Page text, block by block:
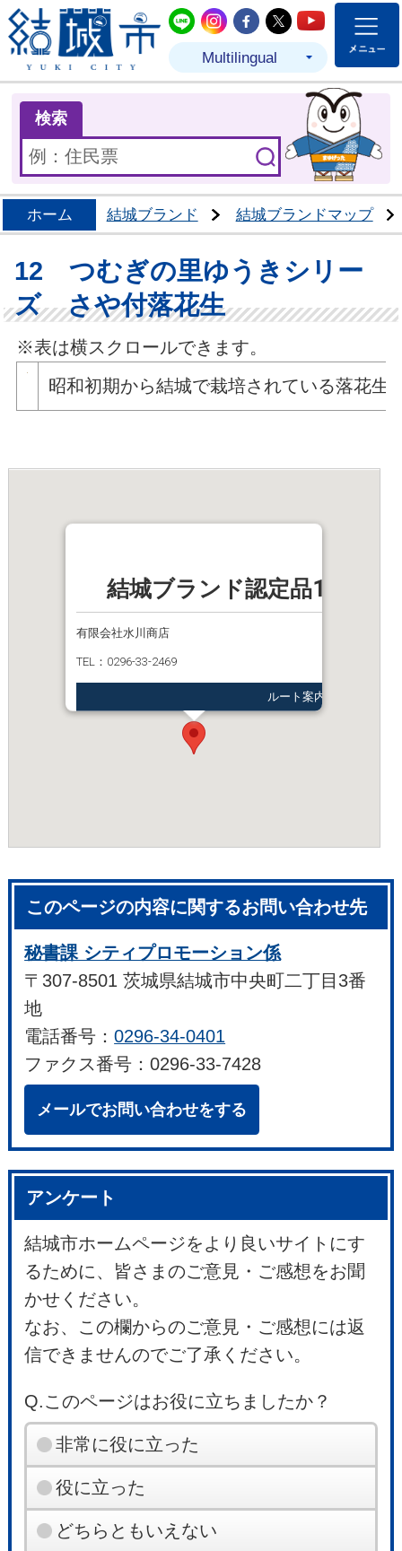
結城市公式LINE
結城市公式Instagram
結城市公式
結城市公式
結城市
Multilingual
検索
ホーム 結城ブランド 結城ブランドマップ
12 つむぎの里ゆうきシリー
ズ さや付落花生
※表は横スクロールできます。
昭和初期から結城で栽培されている落花生
結城ブランド認定品12_さや
有限会社水川商店
TEL：0296-33-2469
ルート案内
このページの内容に関するお問い合わせ先
秘書課 シティプロモーション係
〒307-8501 茨城県結城市中央町二丁目3番
地
電話番号：0296-34-0401
ファクス番号：0296-33-7428
メールでお問い合わせをする
アンケート
結城市ホームページをより良いサイトにす
るために、皆さまのご意見・ご感想をお聞
かせください。
なお、この欄からのご意見・ご感想には返
信できませんのでご了承ください。
Q.このページはお役に立ちましたか？
非常に役に立った
役に立った
どちらともいえない